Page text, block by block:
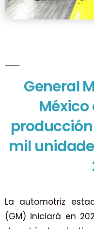
General
México
mil
La automotriz
(GM) iniciará en